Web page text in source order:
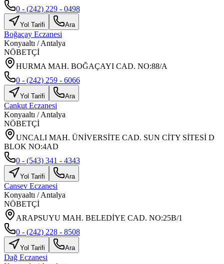
0 - (242) 229 - 0498
Yol Tarifi Ara
Boğaçay Eczanesi
Konyaaltı /Antalya
NÖBETÇİ
HURMA MAH. BOĞAÇAYI CAD. NO:88/A
0 - (242) 259 - 6066
Yol Tarifi Ara
Cankut Eczanesi
Konyaaltı /Antalya
NÖBETÇİ
UNCALI MAH. ÜNİVERSİTE CAD. SUN CİTY SİTESİ D
BLOK NO:4AD
0 - (543) 341 - 4343
Yol Tarifi Ara
Cansev Eczanesi
Konyaaltı /Antalya
NÖBETÇİ
ARAPSUYU MAH. BELEDİYE CAD. NO:25B/1
0 - (242) 228 - 8508
Yol Tarifi Ara
Dağ Eczanesi